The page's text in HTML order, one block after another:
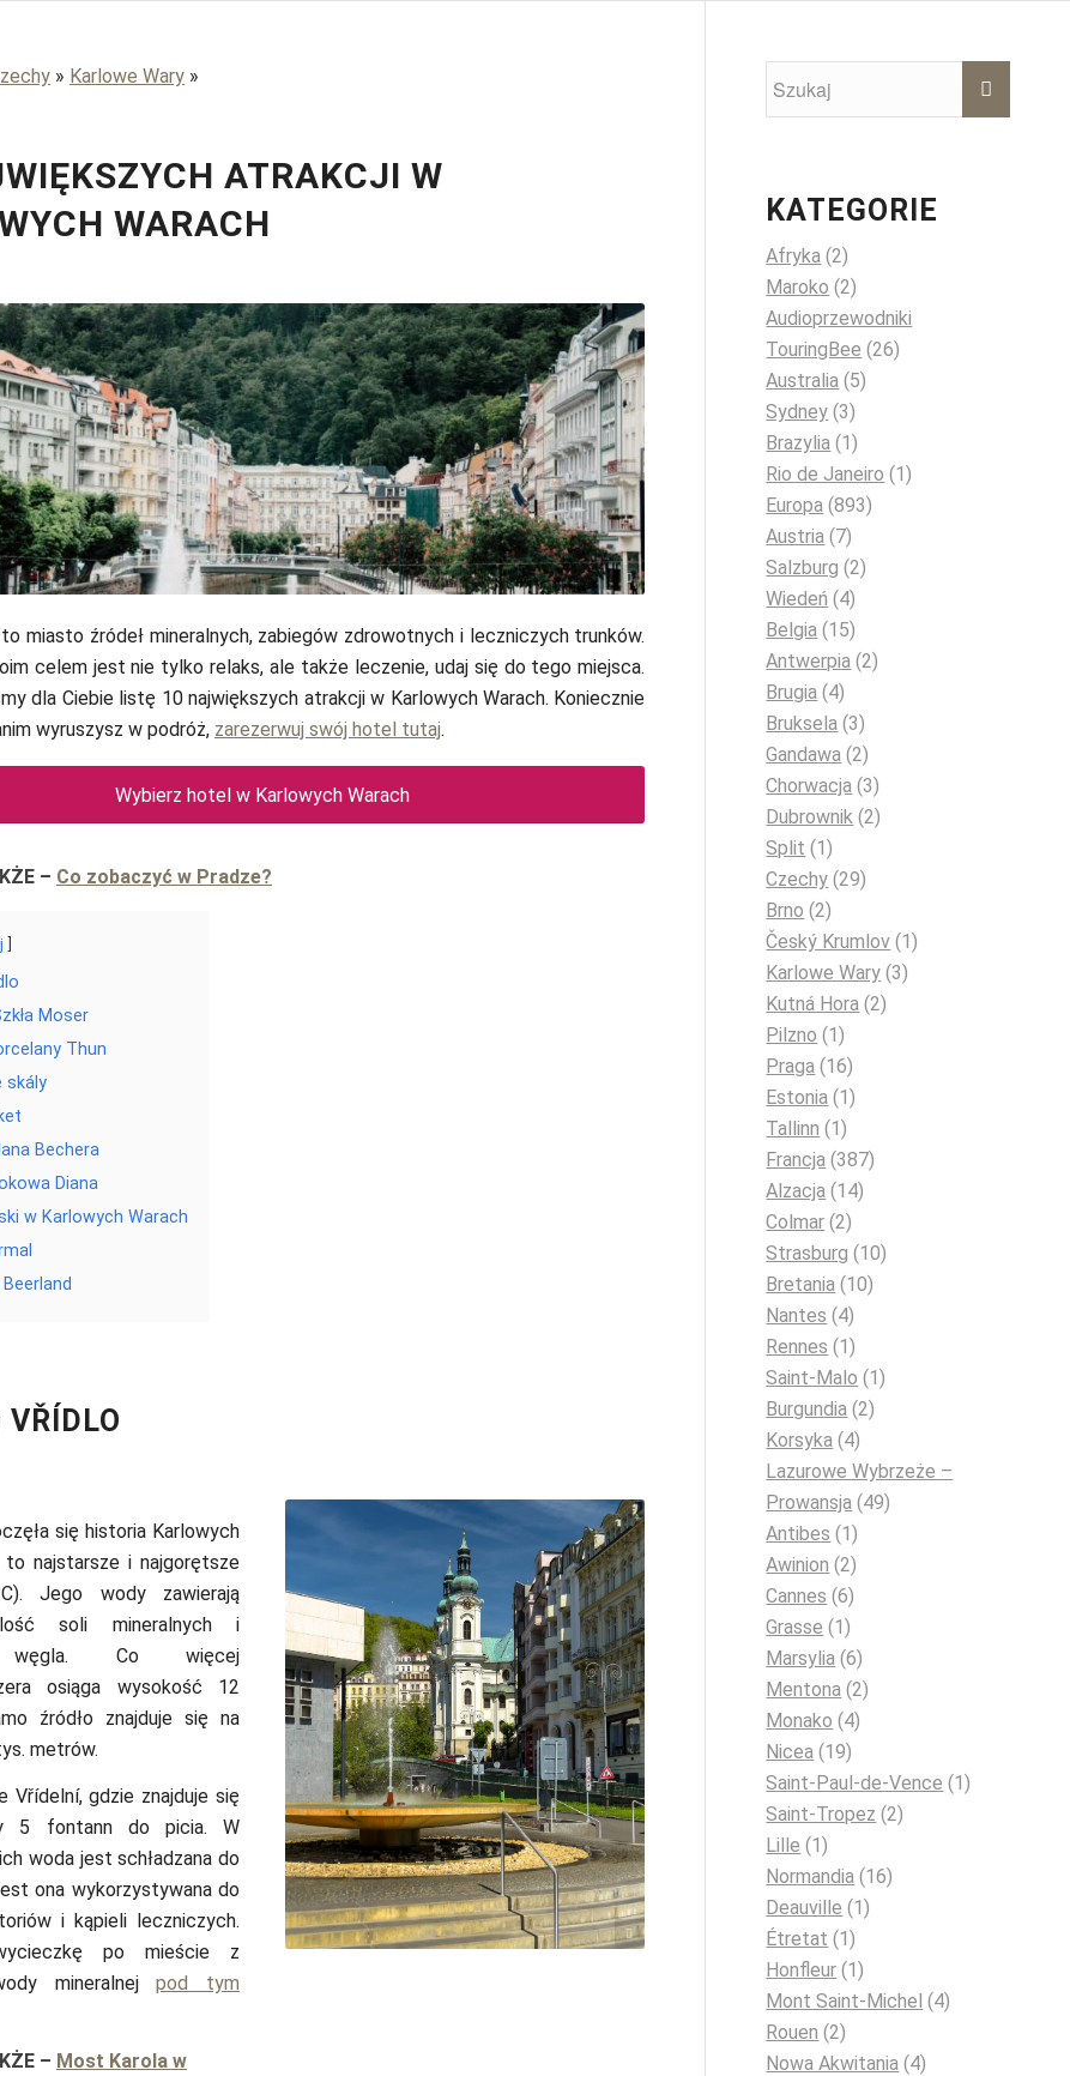
» Karlowe Wary »
ATRAKCJI W
WARACH
jennieramida / Unsplash
miasto źródeł mineralnych, zabiegów zdrowotnych i leczniczych trunków.
celem jest nie tylko relaks, ale także leczenie, udaj się do tego miejsca.
dla Ciebie listę 10 największych atrakcji w Karlowych Warach. Koniecznie
wyruszysz w podróż, zarezerwuj swój hotel tutaj.
Wybierz hotel w Karlowych Warach
– Co zobaczyć w Pradze?
Moser
Thun
skály
Bechera
Diana
w Karlowych Warach
VŘÍDLO
się historia Karlowych
to najstarsze i najgorętsze
Jego wody zawierają
soli mineralnych i
węgla. Co więcej
osiąga wysokość 12
źródło znajduje się na
metrów.
Vřídelní, gdzie znajduje się
5 fontann do picia. W
woda jest schładzana do
ona wykorzystywana do
i kąpieli leczniczych.
po mieście z
mineralnejpod tym
– Most Karola w
Jorge Franganillo / Flickr / CC BY 2.0
KATEGORIE
Afryka (2)
Maroko (2)
Audioprzewodniki
TouringBee (26)
Australia (5)
Sydney (3)
Brazylia (1)
Rio de Janeiro (1)
Europa (893)
Austria (7)
Salzburg (2)
Wiedeń (4)
Belgia (15)
Antwerpia (2)
Brugia (4)
Bruksela (3)
Gandawa (2)
Chorwacja (3)
Dubrownik (2)
Split (1)
Czechy (29)
Brno (2)
Český Krumlov (1)
Karlowe Wary (3)
Kutná Hora (2)
Pilzno (1)
Praga (16)
Estonia (1)
Tallinn (1)
Francja (387)
Alzacja (14)
Colmar (2)
Strasburg (10)
Bretania (10)
Nantes (4)
Rennes (1)
Saint-Malo (1)
Burgundia (2)
Korsyka (4)
Lazurowe Wybrzeże –
Prowansja (49)
Antibes (1)
Awinion (2)
Cannes (6)
Grasse (1)
Marsylia (6)
Mentona (2)
Monako (4)
Nicea (19)
Saint-Paul-de-Vence (1)
Saint-Tropez (2)
Lille (1)
Normandia (16)
Deauville (1)
Étretat (1)
Honfleur (1)
Mont Saint-Michel (4)
Rouen (2)
Nowa Akwitania (4)